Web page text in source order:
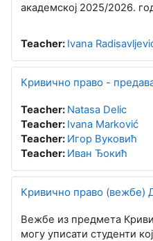
академској 2025/2026.
Teacher: Ivana
Кривично право -
Teacher: Natasa Delic
Teacher: Ivana Marković
Teacher: Игор Вуковић
Teacher: Иван Ђокић
Кривично право (вежбе)
Вежбе из предмета
могу уписати студенти